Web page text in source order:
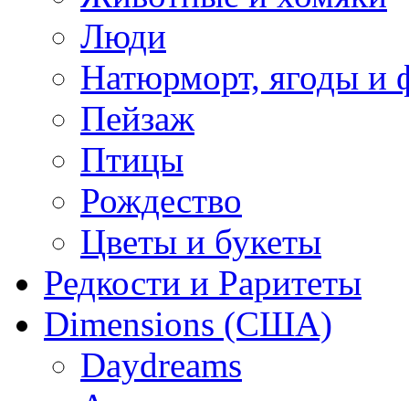
Люди
Натюрморт, ягоды и
Пейзаж
Птицы
Рождество
Цветы и букеты
Редкости и Раритеты
Dimensions (США)
Daydreams